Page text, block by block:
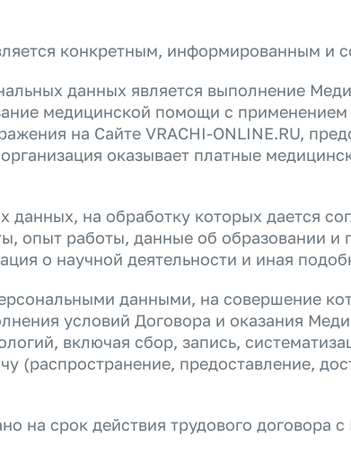
конкретным, информированным и
данных является выполнение
медицинской помощи с
на Сайте VRACHI-ONLINE.RU,
оказывает платные
данных, на обработку которых дается
опыт работы, данные об образовании
о научной деятельности и иная
данными, на совершение
условий Договора и оказания
включая сбор, запись,
(распространение, предоставление,
на срок действия трудового договора